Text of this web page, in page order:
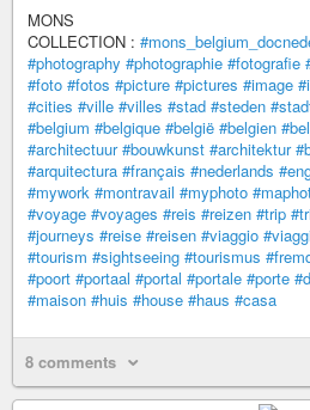
MONS
COLLECTION :
#photography #photographie #fotografie
#foto #fotos #picture #pictures #image
#cities #ville #villes #stad #steden
#belgium #belgique #belgië #belgien
#architectuur #bouwkunst #architektur
#arquitectura #français #nederlands
#mywork #montravail #myphoto
#voyage #voyages #reis #reizen #trip
#journeys #reise #reisen #viaggio
#tourism #sightseeing #tourismus
#poort #portaal #portal #portale #porte
#maison #huis #house #haus #casa
8 comments